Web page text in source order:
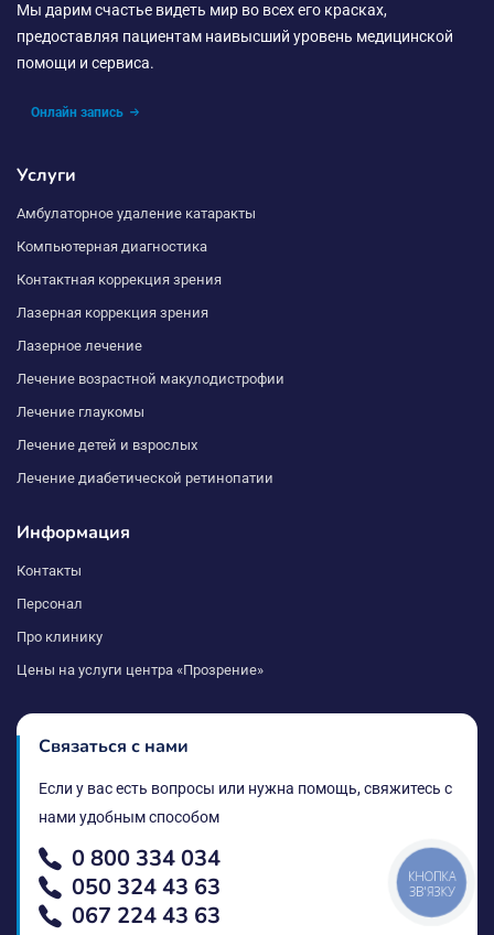
Мы дарим счастье видеть мир во всех его красках,
предоставляя пациентам наивысший уровень медицинской
помощи и сервиса.
Онлайн запись
Услуги
Амбулаторное удаление катаракты
Компьютерная диагностика
Контактная коррекция зрения
Лазерная коррекция зрения
Лазерное лечение
Лечение возрастной макулодистрофии
Лечение глаукомы
Лечение детей и взрослых
Лечение диабетической ретинопатии
Информация
Контакты
Персонал
Про клинику
Цены на услуги центра «Прозрение»
Связаться с нами
Если у вас есть вопросы или нужна помощь, свяжитесь с
нами удобным способом
0 800 334 034
050 324 43 63
067 224 43 63
КНОПКА
ЗВ'ЯЗКУ